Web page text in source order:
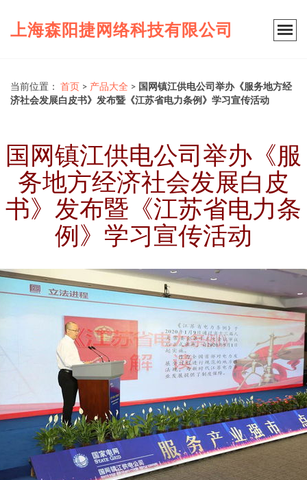
上海森阳捷网络科技有限公司
当前位置： 首页 > 产品大全 > 国网镇江供电公司举办《服务地方经
济社会发展白皮书》发布暨《江苏省电力条例》学习宣传活动
国网镇江供电公司举办《服
务地方经济社会发展白皮
书》发布暨《江苏省电力条
例》学习宣传活动